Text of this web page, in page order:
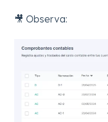
🎥 Observa: